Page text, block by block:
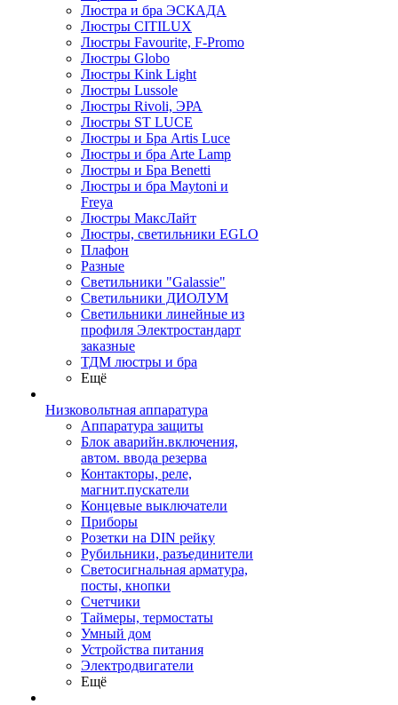
Люстра и бра ЭСКАДА
Люстры CITILUX
Люстры Favourite, F-Promo
Люстры Globo
Люстры Kink Light
Люстры Lussole
Люстры Rivoli, ЭРА
Люстры ST LUCE
Люстры и Бра Artis Luce
Люстры и бра Arte Lamp
Люстры и Бра Benetti
Люстры и бра Maytoni и
Freya
Люстры МаксЛайт
Люстры, светильники EGLO
Плафон
Разные
Светильники "Galassie"
Светильники ДИОЛУМ
Светильники линейные из
профиля Электростандарт
заказные
ТДМ люстры и бра
Ещё
Низковольтная аппаратура
Аппаратура защиты
Блок аварийн.включения,
автом. ввода резерва
Контакторы, реле,
магнит.пускатели
Концевые выключатели
Приборы
Розетки на DIN рейку
Рубильники, разъединители
Светосигнальная арматура,
посты, кнопки
Счетчики
Таймеры, термостаты
Умный дом
Устройства питания
Электродвигатели
Ещё